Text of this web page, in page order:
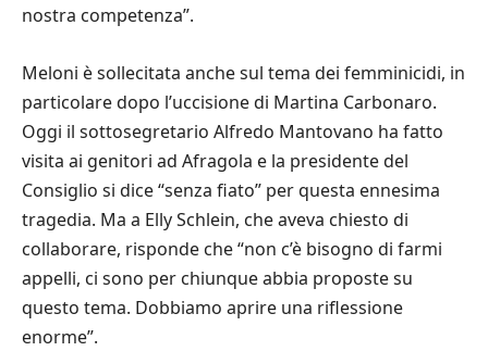
nostra competenza”.
Meloni è sollecitata anche sul tema dei femminicidi, in
particolare dopo l’uccisione di Martina Carbonaro.
Oggi il sottosegretario Alfredo Mantovano ha fatto
visita ai genitori ad Afragola e la presidente del
Consiglio si dice “senza fiato” per questa ennesima
tragedia. Ma a Elly Schlein, che aveva chiesto di
collaborare, risponde che “non c’è bisogno di farmi
appelli, ci sono per chiunque abbia proposte su
questo tema. Dobbiamo aprire una riflessione
enorme”.